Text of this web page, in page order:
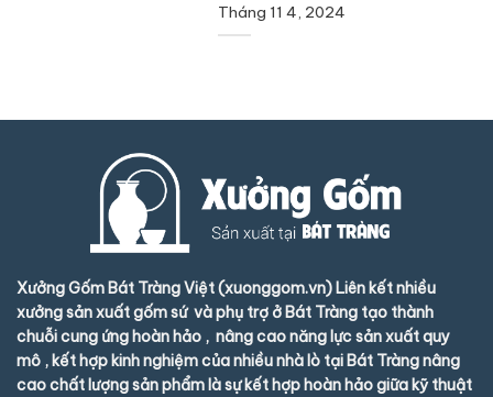
Tháng 11 4, 2024
Xưởng Gốm Bát Tràng Việt (xuonggom.vn) Liên kết nhiều
xưởng sản xuất gốm sứ và phụ trợ ở Bát Tràng tạo thành
chuỗi cung ứng hoàn hảo , nâng cao năng lực sản xuất quy
mô , kết hợp kinh nghiệm của nhiều nhà lò tại Bát Tràng nâng
cao chất lượng sản phẩm là sự kết hợp hoàn hảo giữa kỹ thuật